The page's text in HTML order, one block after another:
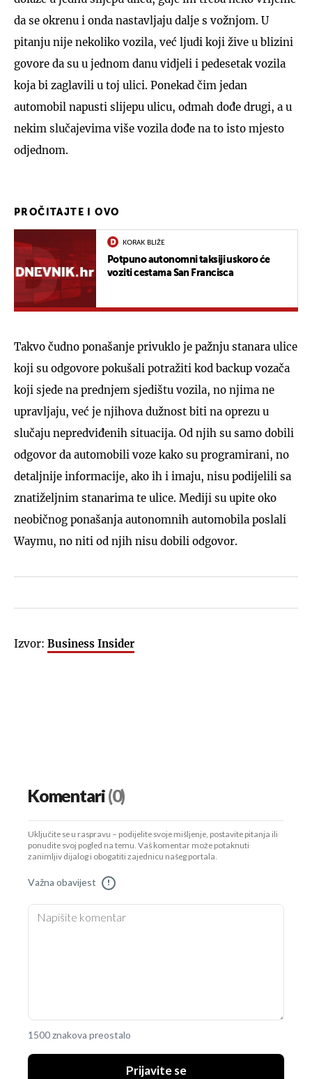
da se okrenu i onda nastavljaju dalje s vožnjom. U
pitanju nije nekoliko vozila, već ljudi koji žive u blizini
govore da su u jednom danu vidjeli i pedesetak vozila
koja bi zaglavili u toj ulici. Ponekad čim jedan
automobil napusti slijepu ulicu, odmah dođe drugi, a u
nekim slučajevima više vozila dođe na to isto mjesto
odjednom.
PROČITAJTE I OVO
KORAK BLIŽE
Potpuno autonomni taksiji uskoro će
voziti cestama San Francisca
Takvo čudno ponašanje privuklo je pažnju stanara ulice
koji su odgovore pokušali potražiti kod backup vozača
koji sjede na prednjem sjedištu vozila, no njima ne
upravljaju, već je njihova dužnost biti na oprezu u
slučaju nepredviđenih situacija. Od njih su samo dobili
odgovor da automobili voze kako su programirani, no
detaljnije informacije, ako ih i imaju, nisu podijelili sa
znatiželjnim stanarima te ulice. Mediji su upite oko
neobičnog ponašanja autonomnih automobila poslali
Waymu, no niti od njih nisu dobili odgovor.
Izvor: Business Insider
Komentari(0)
Uključite se u raspravu – podijelite svoje mišljenje, postavite pitanja ili
ponudite svoj pogled na temu. Vaš komentar može potaknuti
zanimljiv dijalog i obogatiti zajednicu našeg portala.
Važna obavijest !
1500 znakova preostalo
Prijavite se